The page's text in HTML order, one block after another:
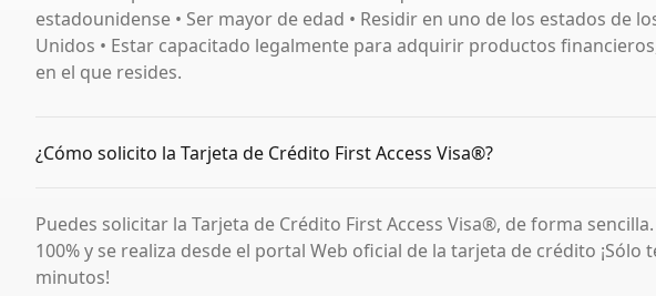
estadounidense • Ser mayor de edad • Residir en uno de los estados de
Unidos • Estar capacitado legalmente para adquirir productos
en el que resides.
¿Cómo solicito la Tarjeta de Crédito First Access Visa®?
Puedes solicitar la Tarjeta de Crédito First Access Visa®, de forma
100% y se realiza desde el portal Web oficial de la tarjeta de crédito ¡Sólo
minutos!